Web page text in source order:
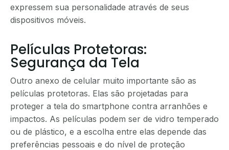
expressem sua personalidade através de seus
dispositivos móveis.
Películas Protetoras:
Segurança da Tela
Outro anexo de celular muito importante são as
películas protetoras. Elas são projetadas para
proteger a tela do smartphone contra arranhões e
impactos. As películas podem ser de vidro temperado
ou de plástico, e a escolha entre elas depende das
preferências pessoais e do nível de proteção